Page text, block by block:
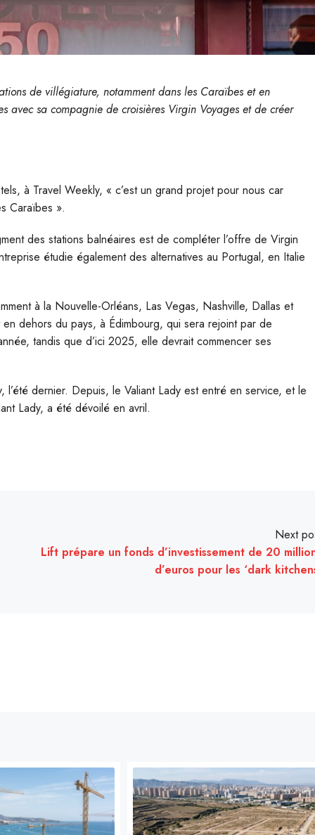
de villégiature, notamment dans les Caraïbes et en
sa compagnie de croisières Virgin Voyages et de créer
à Travel Weekly, « c’est un grand projet pour nous car
Caraïbes ».
des stations balnéaires est de compléter l’offre de Virgin
étudie également des alternatives au Portugal, en Italie
à la Nouvelle-Orléans, Las Vegas, Nashville, Dallas et
dehors du pays, à Édimbourg, qui sera rejoint par de
tandis que d’ici 2025, elle devrait commencer ses
dernier. Depuis, le Valiant Lady est entré en service, et le
Lady, a été dévoilé en avril.
Next
Lift prépare un fonds d’investissement de 20
d’euros pour les ‘dark